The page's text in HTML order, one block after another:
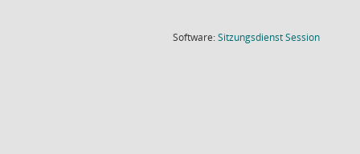
Software:SitzungsdienstSession(Wird in